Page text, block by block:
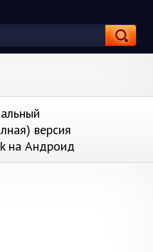
версия
на Андроид